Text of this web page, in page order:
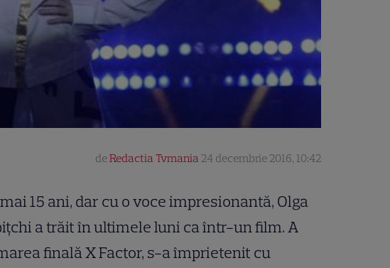
deRedactia Tvmania 24 decembrie 2016, 10:42
15 ani, dar cu o voce impresionantă, Olga
a trăit în ultimele luni ca într-un film. A
finală X Factor, s-a împrietenit cu